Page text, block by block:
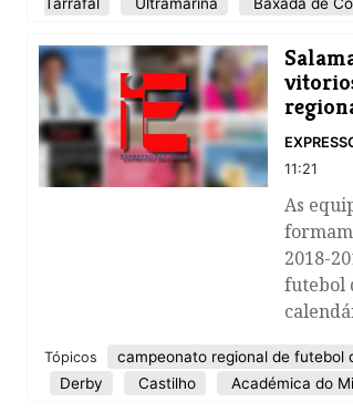
11:21
As
2018-
futebol
Tópicos campeonato regional de futebol
Derby
Castilho Académica do